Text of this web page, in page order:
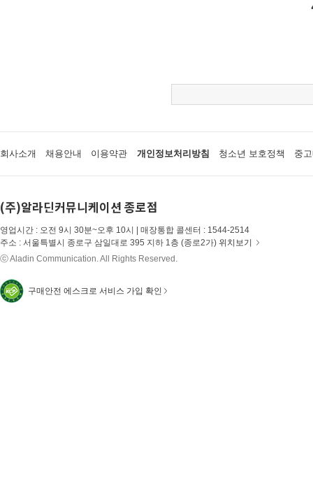
회사소개 채용안내 이용약관 개인정보처리방침 청소년 보호정책 중
(주)알라딘커뮤니케이션 종로점
영업시간 : 오전 9시 30분~오후 10시 | 매장통합 콜센터 : 1544-2514
주소 : 서울특별시 종로구 삼일대로 395 지하 1층 (종로2가) 위치보기
ⓒ Aladin Communication. All Rights Reserved.
구매안전 에스크로 서비스 가입 확인